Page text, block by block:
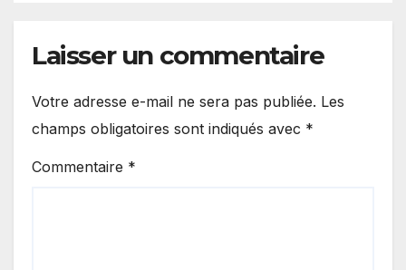
Laisser un commentaire
Votre adresse e-mail ne sera pas publiée. Les
champs obligatoires sont indiqués avec *
Commentaire *